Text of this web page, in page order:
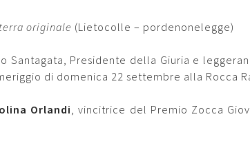
originale (Lietocolle – pordenonelegge)
Santagata, Presidente della Giuria e
di domenica 22 settembre alla Rocca
Orlandi, vincitrice del Premio Zocca